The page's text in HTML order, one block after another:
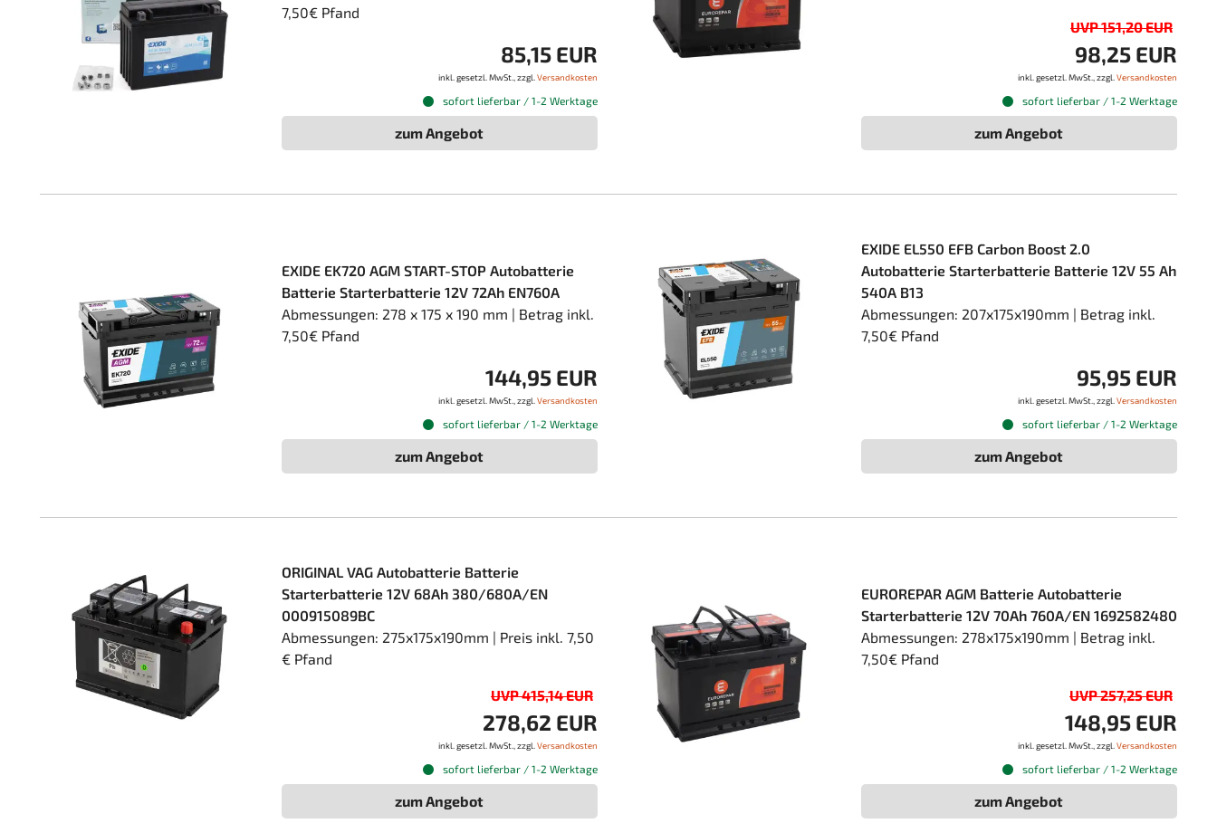
7,50€ Pfand
85,15 EUR
inkl. gesetzl. MwSt., zzgl. Versandkosten
sofort lieferbar / 1-2 Werktage
zum Angebot
UVP 151,20 EUR
98,25 EUR
inkl. gesetzl. MwSt., zzgl. Versandkosten
sofort lieferbar / 1-2 Werktage
zum Angebot
EXIDE EK720 AGM START-STOP Autobatterie
Batterie Starterbatterie 12V 72Ah EN760A
Abmessungen: 278 x 175 x 190 mm | Betrag inkl.
7,50€ Pfand
144,95 EUR
inkl. gesetzl. MwSt., zzgl. Versandkosten
sofort lieferbar / 1-2 Werktage
zum Angebot
EXIDE EL550 EFB Carbon Boost 2.0
Autobatterie Starterbatterie Batterie 12V 55 Ah
540A B13
Abmessungen: 207x175x190mm | Betrag inkl.
7,50€ Pfand
95,95 EUR
inkl. gesetzl. MwSt., zzgl. Versandkosten
sofort lieferbar / 1-2 Werktage
zum Angebot
ORIGINAL VAG Autobatterie Batterie
Starterbatterie 12V 68Ah 380/680A/EN
000915089BC
Abmessungen: 275x175x190mm | Preis inkl. 7,50
€ Pfand
UVP 415,14 EUR
278,62 EUR
inkl. gesetzl. MwSt., zzgl. Versandkosten
sofort lieferbar / 1-2 Werktage
zum Angebot
EUROREPAR AGM Batterie Autobatterie
Starterbatterie 12V 70Ah 760A/EN 1692582480
Abmessungen: 278x175x190mm | Betrag inkl.
7,50€ Pfand
UVP 257,25 EUR
148,95 EUR
inkl. gesetzl. MwSt., zzgl. Versandkosten
sofort lieferbar / 1-2 Werktage
zum Angebot